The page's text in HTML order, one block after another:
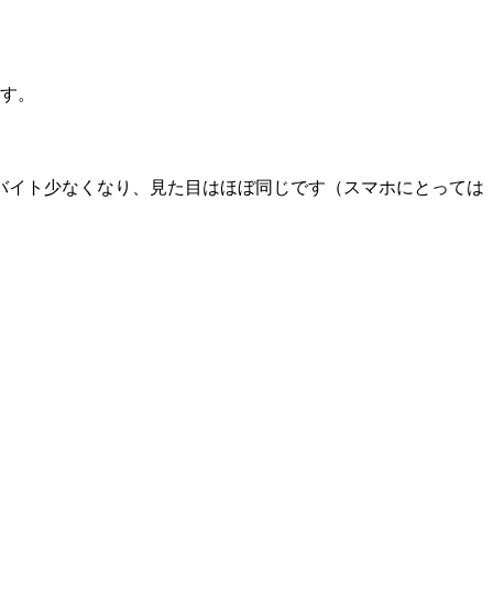
。
ト少なくなり、見た目はほぼ同じです（スマホにとっては